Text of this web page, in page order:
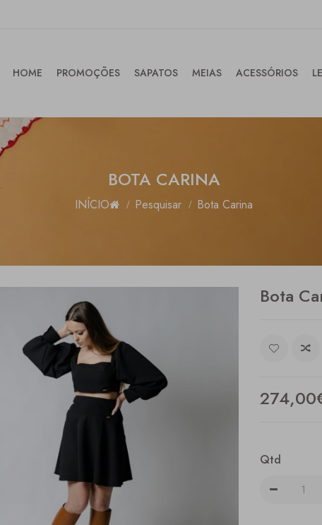
HOME PROMOÇÕES SAPATOS MEIAS ACESSÓRIOS
BOTA CARINA
INÍCIO Pesquisar Bota Carina
Bota
Qtd